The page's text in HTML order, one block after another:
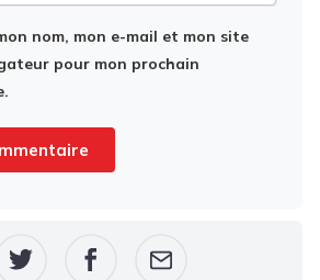
nom, mon e-mail et mon site
pour mon prochain